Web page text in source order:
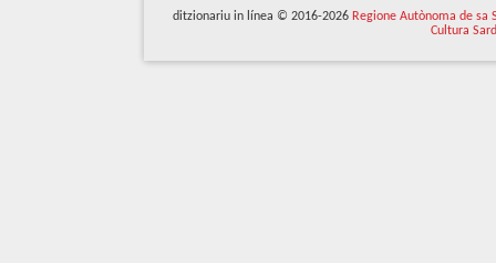
ditzionariu in línea © 2016-2026 Regione Autònoma de sa
Cultura